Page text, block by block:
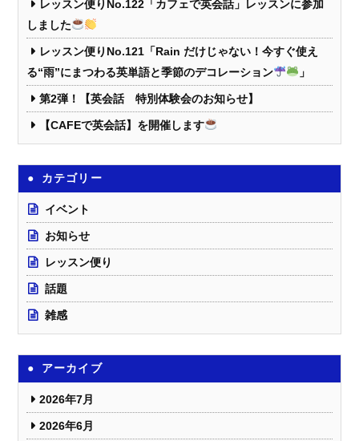
レッスン便りNo.122「カフェで英会話」レッスンに参加
しました
レッスン便りNo.121「Rain だけじゃない！今すぐ使え
る“雨”にまつわる英単語と季節のデコレーション
」
第2弾！【英会話 特別体験会のお知らせ】
【CAFEで英会話】を開催します
カテゴリー
イベント
お知らせ
レッスン便り
話題
雑感
アーカイブ
2026年7月
2026年6月